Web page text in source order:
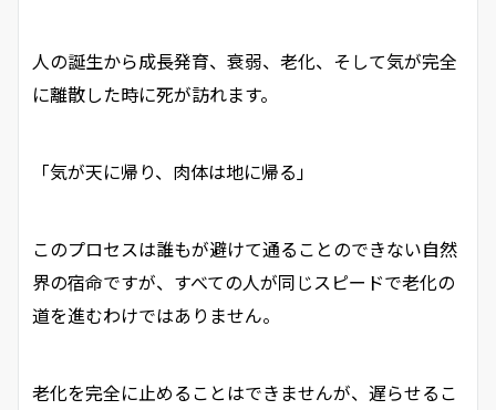
人の誕生から成長発育、衰弱、老化、そして気が完全
に離散した時に死が訪れます。
「気が天に帰り、肉体は地に帰る」
このプロセスは誰もが避けて通ることのできない自然
界の宿命ですが、すべての人が同じスピードで老化の
道を進むわけではありません。
老化を完全に止めることはできませんが、遅らせるこ